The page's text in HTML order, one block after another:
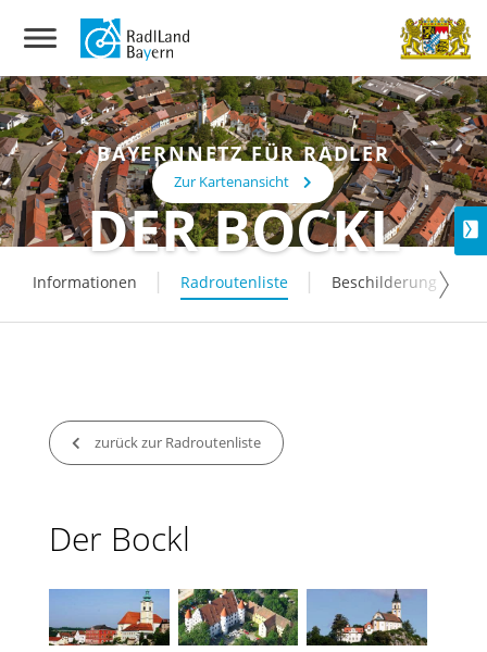
BAYERNNETZ FÜR RADLER
DER BOCKL
Zur Kartenansicht
Informationen Radroutenliste Beschilderung
zurück zur Radroutenliste
Der Bockl